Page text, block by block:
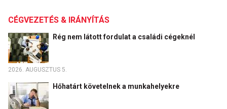
CÉGVEZETÉS & IRÁNYÍTÁS
Rég nem látott fordulat a családi cégeknél
2026. AUGUSZTUS 5.
Hőhatárt követelnek a munkahelyekre